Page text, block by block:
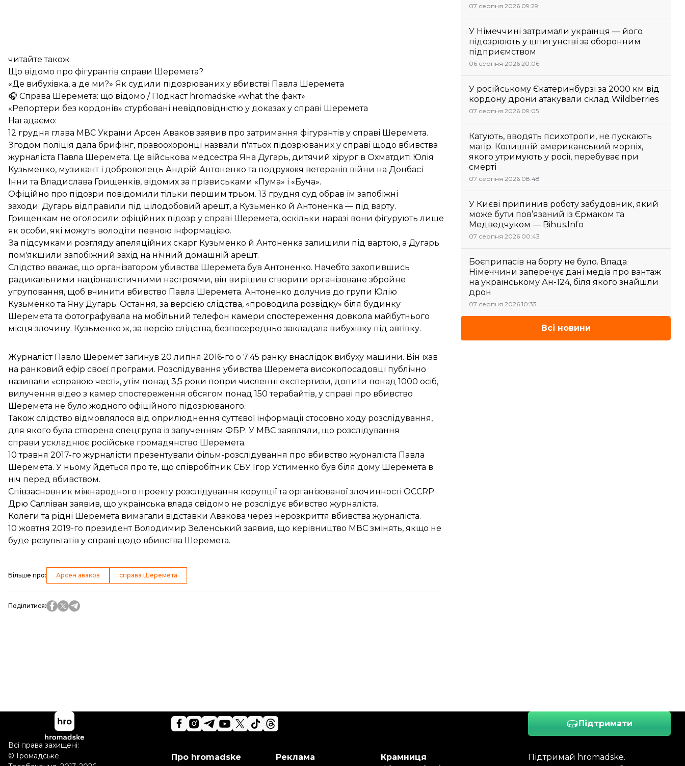
читайте також
Що відомо про фігурантів справи Шеремета?
«Де вибухівка, а де ми?» Як судили підозрюваних у вбивстві Павла Шеремета
🎧 Справа Шеремета: що відомо / Подкаст hromadske «what the факт»
«Репортери без кордонів» стурбовані невідповідністю у доказах у справі Шеремета
Нагадаємо:
12 грудня глава МВС України Арсен Аваков заявив про затримання фігурантів у справі Шеремета.
Згодом поліція дала брифінг, правоохоронці назвали п'ятьох підозрюваних у справі щодо вбивства
журналіста Павла Шеремета. Це військова медсестра Яна Дугарь, дитячий хірург в Охматдиті Юлія
Кузьменко, музикант і доброволець Андрій Антоненко та подружжя ветеранів війни на Донбасі
Інни та Владислава Грищенків, відомих за прізвиськами «Пума» і «Буча».
Офіційно про підозри повідомили тільки першим трьом. 13 грудня суд обрав їм запобіжні
заходи: Дугарь відправили під цілодобовий арешт, а Кузьменко й Антоненка — під варту.
Грищенкам не оголосили офіційних підозр у справі Шеремета, оскільки наразі вони фігурують лише
як особи, які можуть володіти певною інформацією.
За підсумками розгляду апеляційних скарг Кузьменко й Антоненка залишили під вартою, а Дугарь
пом'якшили запобіжний захід на нічний домашній арешт.
Слідство вважає, що організатором убивства Шеремета був Антоненко. Начебто захопившись
радикальними націоналістичними настроями, він вирішив створити організоване збройне
угруповання, щоб вчинити вбивство Павла Шеремета. Антоненко долучив до групи Юлію
Кузьменко та Яну Дугарь. Остання, за версією слідства, «проводила розвідку» біля будинку
Шеремета та фотографувала на мобільний телефон камери спостереження довкола майбутнього
місця злочину. Кузьменко ж, за версію слідства, безпосередньо закладала вибухівку під автівку.
Журналіст Павло Шереметзагинув 20 липня 2016-го о 7:45 ранку внаслідок вибуху машини. Він їхав
на ранковий ефір своєї програми. Розслідування убивства Шеремета високопосадовці публічно
називали «справою честі», утім понад 3,5 роки попри численні експертизи, допити понад 1000 осіб,
вилучення відео з камер спостереження обсягом понад 150 терабайтів, у справі про вбивство
Шеремета не було жодного офіційного підозрюваного.
Також слідство відмовлялося від оприлюднення суттєвої інформації стосовно ходу розслідування,
для якого була створена спецгрупа із залученням ФБР. У МВС заявляли, що розслідування
справи ускладнює російське громадянство Шеремета.
10 травня 2017-го журналісти презентували фільм-розслідування про вбивство журналіста Павла
Шеремета. У ньому йдеться про те, що співробітник СБУ Ігор Устименко був біля дому Шеремета в
ніч перед вбивством.
Співзасновник міжнародного проекту розслідування корупції та організованої злочинності OCCRP
Дрю Салліван заявив, що українська влада свідомо не розслідує вбивство журналіста.
Колеги та рідні Шеремета вимагали відставки Авакова через нерозкриття вбивства журналіста.
10 жовтня 2019-го президент Володимир Зеленський заявив, що керівництво МВС змінять, якщо не
буде результатів у справі щодо вбивства Шеремета.
Більше про: Арсен аваков справа Шеремета
Поділитися:
07 серпня 2026 09:29
У Німеччині затримали українця — його
підозрюють у шпигунстві за оборонним
підприємством
06 серпня 2026 20:06
У російському Єкатеринбурзі за 2000 км від
кордону дрони атакували склад Wildberries
07 серпня 2026 09:05
Катують, вводять психотропи, не пускають
матір. Колишній американський морпіх,
якого утримують у росії, перебуває при
смерті
07 серпня 2026 08:48
У Києві припинив роботу забудовник, який
може бути пов’язаний із Єрмаком та
Медведчуком — Bihus.Info
07 серпня 2026 00:43
Боєприпасів на борту не було. Влада
Німеччини заперечує дані медіа про вантаж
на українському Ан-124, біля якого знайшли
дрон
07 серпня 2026 10:33
Всі новини
Підтримати
Підтримай hromadske.
Про hromadske
Реклама
Крамниця
Всі права захищені:
© Громадське